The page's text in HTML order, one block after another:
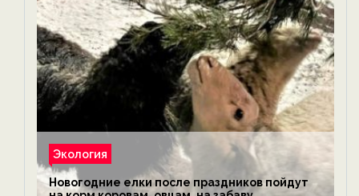
Экология
Новогодние елки после праздников пойдут